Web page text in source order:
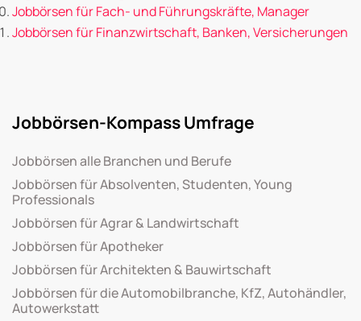
Jobbörsen für Fach- und Führungskräfte, Manager
Jobbörsen für Finanzwirtschaft, Banken, Versicherungen
Jobbörsen-Kompass Umfrage
Jobbörsen alle Branchen und Berufe
Jobbörsen für Absolventen, Studenten, Young
Professionals
Jobbörsen für Agrar & Landwirtschaft
Jobbörsen für Apotheker
Jobbörsen für Architekten & Bauwirtschaft
Jobbörsen für die Automobilbranche, KfZ, Autohändler,
Autowerkstatt